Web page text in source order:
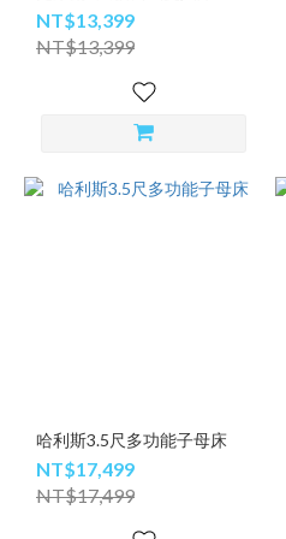
NT$13,399
NT$13,399
哈利斯3.5尺多功能子母床
NT$17,499
NT$17,499